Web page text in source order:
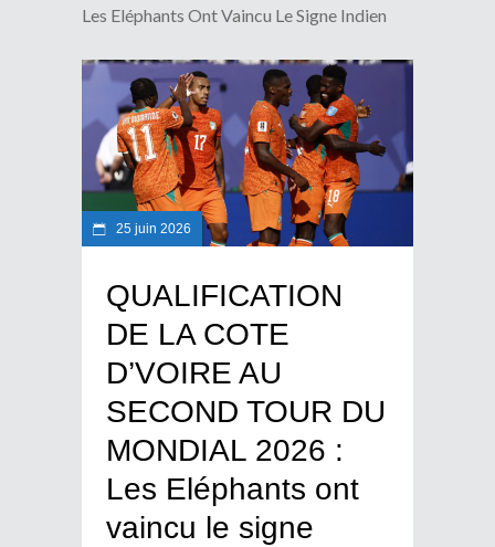
Les Eléphants Ont Vaincu Le Signe Indien
25 juin 2026
QUALIFICATION
DE LA COTE
D’VOIRE AU
SECOND TOUR DU
MONDIAL 2026 :
Les Eléphants ont
vaincu le signe